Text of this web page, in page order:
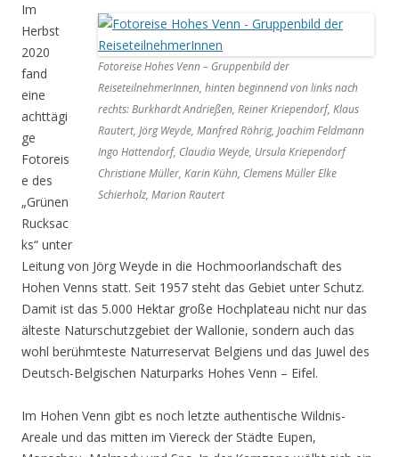
Fotoreise Hohes Venn – Gruppenbild der
ReiseteilnehmerInnen, hinten beginnend von links nach
rechts: Burkhardt Andrießen, Reiner Kriependorf, Klaus
Rautert, Jörg Weyde, Manfred Röhrig, Joachim Feldmann
Ingo Hattendorf, Claudia Weyde, Ursula Kriependorf
Christiane Müller, Karin Kühn, Clemens Müller Elke
Schierholz, Marion Rautert
Im
Herbst
2020
fand
eine
achttägi
ge
Fotoreis
e des
„Grünen
Rucksac
ks“ unter
Leitung von Jörg Weyde in die Hochmoorlandschaft des
Hohen Venns statt. Seit 1957 steht das Gebiet unter Schutz.
Damit ist das 5.000 Hektar große Hochplateau nicht nur das
älteste Naturschutzgebiet der Wallonie, sondern auch das
wohl berühmteste Naturreservat Belgiens und das Juwel des
Deutsch-Belgischen Naturparks Hohes Venn – Eifel.
Im Hohen Venn gibt es noch letzte authentische Wildnis-
Areale und das mitten im Viereck der Städte Eupen,